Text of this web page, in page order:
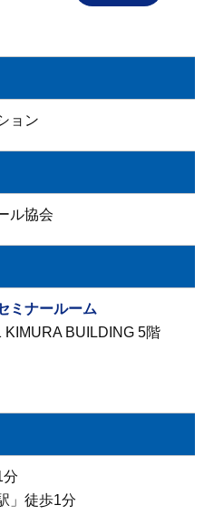
ョン
ル協会
ミナールーム
BUILDING 5階
分
」徒歩1分